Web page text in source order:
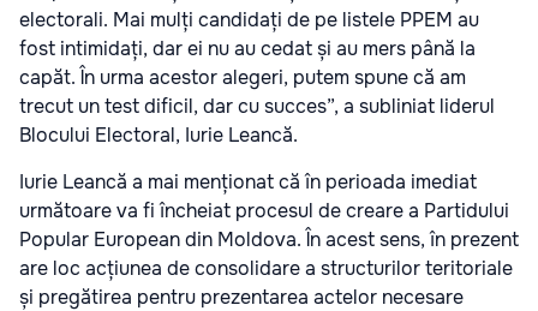
electorali. Mai mulți candidați de pe listele PPEM au
fost intimidați, dar ei nu au cedat și au mers până la
capăt. În urma acestor alegeri, putem spune că am
trecut un test dificil, dar cu succes”, a subliniat liderul
Blocului Electoral, Iurie Leancă.
Iurie Leancă a mai menționat că în perioada imediat
următoare va fi încheiat procesul de creare a Partidului
Popular European din Moldova. În acest sens, în prezent
are loc acțiunea de consolidare a structurilor teritoriale
și pregătirea pentru prezentarea actelor necesare